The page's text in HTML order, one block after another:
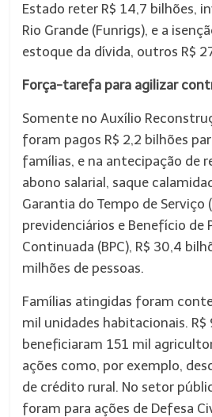
Estado reter R$ 14,7 bilhões,
Rio Grande (Funrigs), e a
estoque da dívida, outros R$
Força-tarefa para agilizar
Somente no Auxílio
foram pagos R$ 2,2 bilhões
famílias, e na antecipação de
abono salarial, saque
Garantia do Tempo de Serviço
previdenciários e Benefício de
Continuada (BPC), R$ 30,4
milhões de pessoas.
Famílias atingidas foram
mil unidades habitacionais. R$
beneficiaram 151 mil
ações como, por exemplo,
de crédito rural. No setor
foram para ações de Defesa